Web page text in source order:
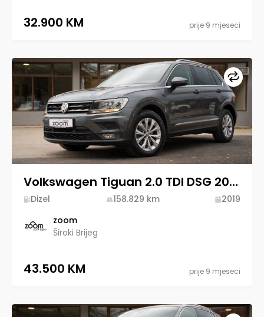
32.900 KM prije 9 mjeseci
Volkswagen Tiguan 2.0 TDI DSG 2019 Diesel
Dizel 158.829 km
2019
zoom
Široki Brijeg
43.500 KM prije 9 mjeseci